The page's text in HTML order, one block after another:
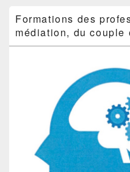
Formations des
médiation, du